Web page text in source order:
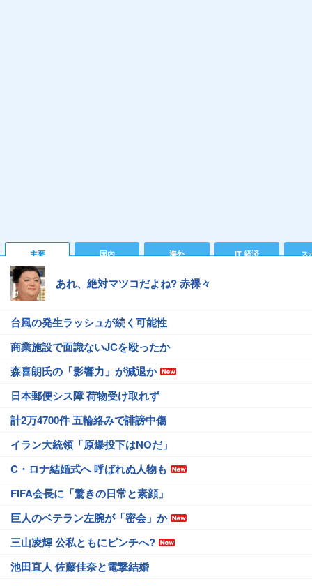
主要 国内 海外 IT 経済 ス
あれ、絶対マツコだよね? 赤裸々
台風の発生ラッシュが続く可能性
商業施設で面識ないJCを殴ったか
森喜朗氏の「影響力」が減退か
日本郵便シス障 荷物受け取れず
計2万4700件 五輪絡みで誹謗中傷
イラン大統領「原爆投下はNOだ」
C・ロナ結婚式へ 呼ばれぬ人物も
FIFA会長に「驚きの日常と素顔」
巨人のベテラン左腕が「密会」か
三山凌輝 公私ともにピンチへ?
池田直人 佐藤佳奈と電撃結婚